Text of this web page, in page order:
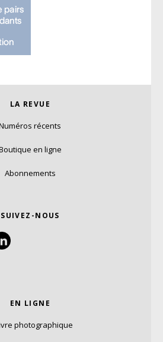
LA REVUE
récents
en ligne
Abonnements
SUIVEZ-NOUS
EN LIGNE
photographique